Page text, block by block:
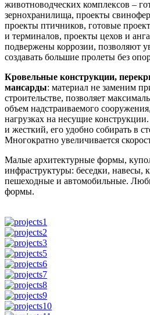
животноводческих комплексов –
зернохранилища, проекты
проекты птичников, готовые
и терминалов, проекты цехов и
подвержены коррозии, позволяют
создавать большие пролеты без
Кровельные конструкции,
мансарды: материал не заменим
строительстве, позволяет
объем надстраиваемого
нагрузках на несущие
и жесткий, его удобно собирать в
Многократно увеличивается
Малые архитектурные формы,
инфраструктуры: беседки, навесы,
пешеходные и автомобильные.
формы.